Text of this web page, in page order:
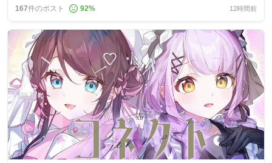
167件のポスト 92% 12時間前